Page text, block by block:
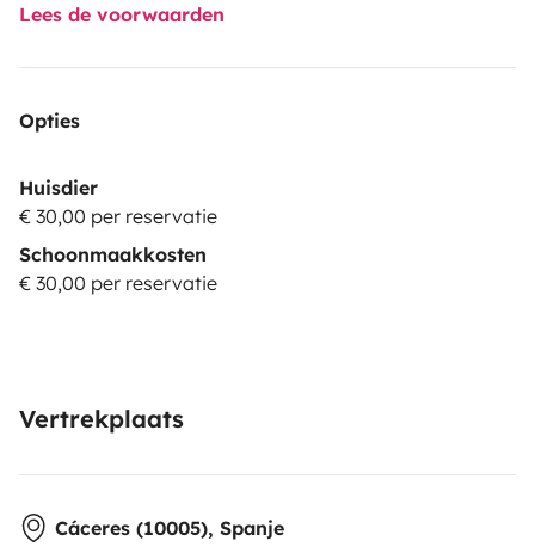
Lees de voorwaarden
Opties
Huisdier
€ 30,00 per reservatie
Schoonmaakkosten
€ 30,00 per reservatie
Vertrekplaats
Cáceres (10005), Spanje